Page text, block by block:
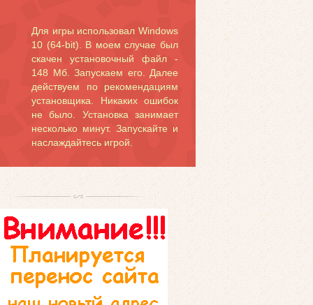
Для игры использовал Windows
10 (64-bit). В моем случае был
скачен установочный файл -
148 Мб. Запускаем его. Далее
действуем по рекомендациям
установщика. Никаких ошибок
не было. Установка занимает
несколько минут. Запускайте и
наслаждайтесь игрой.